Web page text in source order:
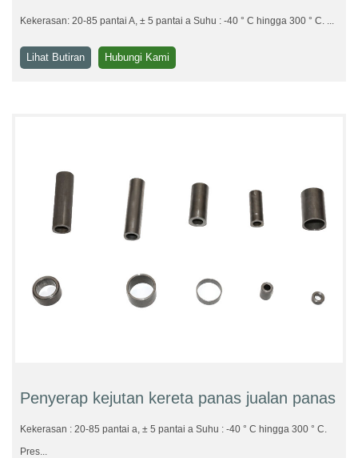
Kekerasan: 20-85 pantai A, ± 5 pantai a Suhu : -40 ° C hingga 300 ° C. ...
Lihat Butiran Hubungi Kami
Penyerap kejutan kereta panas jualan panas
Kekerasan : 20-85 pantai a, ± 5 pantai a Suhu : -40 ° C hingga 300 ° C.
Pres...